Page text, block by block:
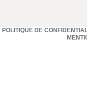
POLITIQUE DE